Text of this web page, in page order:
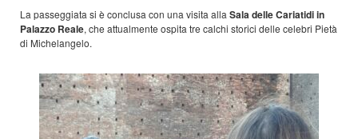
La passeggiata si è conclusa con una visita alla Sala delle Cariatidi in
Palazzo Reale, che attualmente ospita tre calchi storici delle celebri Pietà
di Michelangelo.